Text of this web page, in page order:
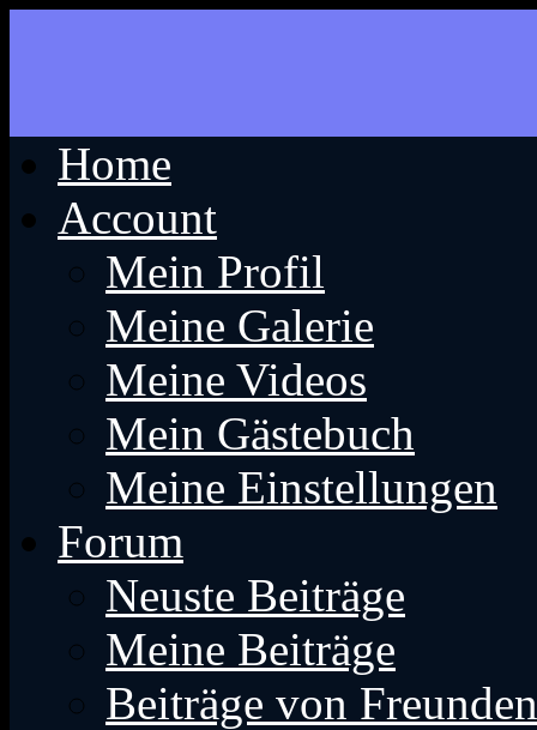
Home
Account
Mein Profil
Meine Galerie
Meine Videos
Mein Gästebuch
Meine Einstellungen
Forum
Neuste Beiträge
Meine Beiträge
Beiträge von Freunden